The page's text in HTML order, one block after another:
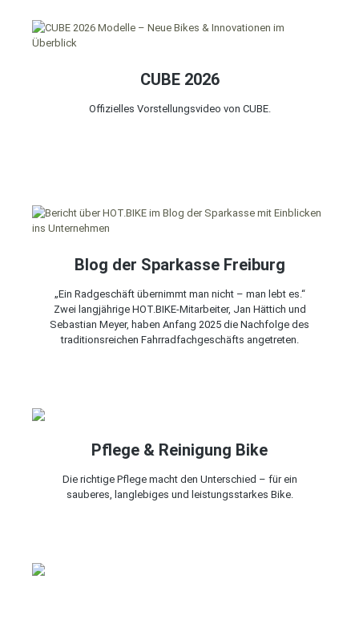
CUBE 2026
Offizielles Vorstellungsvideo von CUBE.
Blog der Sparkasse Freiburg
„Ein Radgeschäft übernimmt man nicht – man lebt es.“
Zwei langjährige HOT.BIKE-Mitarbeiter, Jan Hättich und
Sebastian Meyer, haben Anfang 2025 die Nachfolge des
traditionsreichen Fahrrad­fachgeschäfts angetreten.
Pflege & Reinigung Bike
Die richtige Pflege macht den Unterschied – für ein
sauberes, langlebiges und leistungsstarkes Bike.